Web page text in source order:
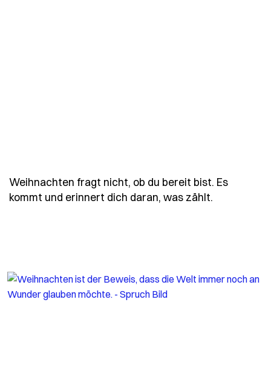
Weihnachten fragt nicht, ob du bereit bist. Es
kommt und erinnert dich daran, was zählt.